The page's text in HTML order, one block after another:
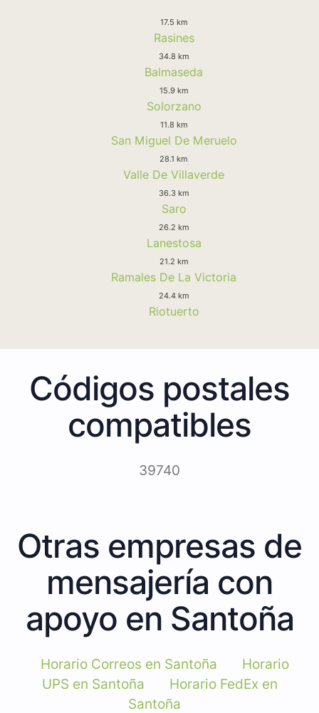
17.5 km
Rasines
34.8 km
Balmaseda
15.9 km
Solorzano
11.8 km
San Miguel De Meruelo
28.1 km
Valle De Villaverde
36.3 km
Saro
26.2 km
Lanestosa
21.2 km
Ramales De La Victoria
24.4 km
Riotuerto
Códigos postales
compatibles
39740
Otras empresas de
mensajería con
apoyo en Santoña
Horario Correos en Santoña
Horario
UPS en Santoña
Horario FedEx en
Santoña